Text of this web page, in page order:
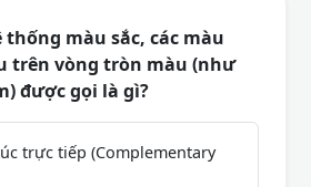
thống màu sắc, các màu
trên vòng tròn màu (như
được gọi là gì?
trực tiếp (Complementary